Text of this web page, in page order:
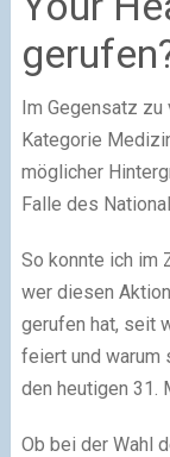
Im Gegensatz zu
Kategorie
möglicher
Falle des
So konnte ich im
wer diesen
gerufen hat, seit
feiert und warum
den heutigen 31.
Ob bei der Wahl